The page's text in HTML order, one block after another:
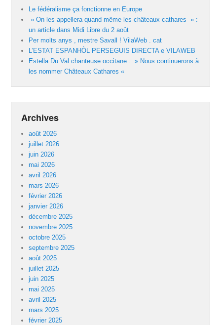
Le fédéralisme ça fonctionne en Europe
» On les appellera quand même les châteaux cathares » :
un article dans Midi Libre du 2 août
Per molts anys , mestre Savall ! VilaWeb . cat
L’ESTAT ESPANHÒL PERSEGUIS DIRECTA e VILAWEB
Estella Du Val chanteuse occitane : » Nous continuerons à
les nommer Châteaux Cathares «
Archives
août 2026
juillet 2026
juin 2026
mai 2026
avril 2026
mars 2026
février 2026
janvier 2026
décembre 2025
novembre 2025
octobre 2025
septembre 2025
août 2025
juillet 2025
juin 2025
mai 2025
avril 2025
mars 2025
février 2025